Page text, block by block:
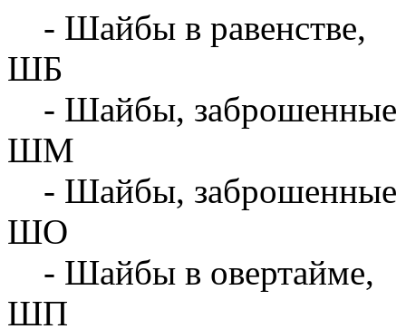
- Шайбы в равенстве,
ШБ
- Шайбы, заброшенные
ШМ
- Шайбы, заброшенные
ШО
- Шайбы в овертайме,
ШП